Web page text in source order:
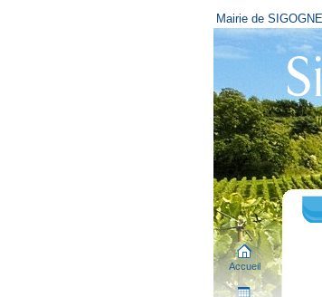
Mairie de
Accueil